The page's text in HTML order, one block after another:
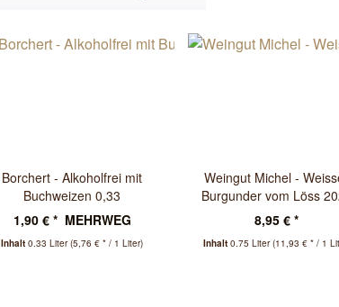
Borchert - Alkoholfrei mit
Buchweizen 0,33
1,90 € * MEHRWEG
Inhalt0.33 Liter(5,76 € * / 1 Liter)
Weingut Michel -
Burgunder vom Löss
8,95 € *
Inhalt 0.75 Liter(11,93 € * / 1